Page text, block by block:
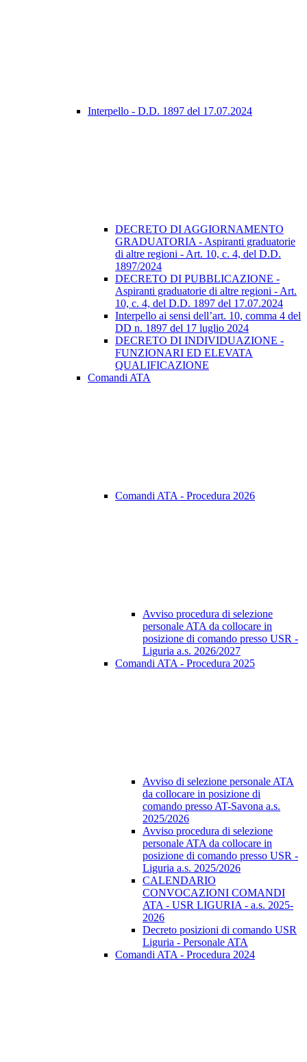
Interpello - D.D. 1897 del 17.07.2024
DECRETO DI AGGIORNAMENTO
GRADUATORIA - Aspiranti graduatorie
di altre regioni - Art. 10, c. 4, del D.D.
1897/2024
DECRETO DI PUBBLICAZIONE -
Aspiranti graduatorie di altre regioni - Art.
10, c. 4, del D.D. 1897 del 17.07.2024
Interpello ai sensi dell’art. 10, comma 4 del
DD n. 1897 del 17 luglio 2024
DECRETO DI INDIVIDUAZIONE -
FUNZIONARI ED ELEVATA
QUALIFICAZIONE
Comandi ATA
Comandi ATA - Procedura 2026
Avviso procedura di selezione
personale ATA da collocare in
posizione di comando presso USR -
Liguria a.s. 2026/2027
Comandi ATA - Procedura 2025
Avviso di selezione personale ATA
da collocare in posizione di
comando presso AT-Savona a.s.
2025/2026
Avviso procedura di selezione
personale ATA da collocare in
posizione di comando presso USR -
Liguria a.s. 2025/2026
CALENDARIO
CONVOCAZIONI COMANDI
ATA - USR LIGURIA - a.s. 2025-
2026
Decreto posizioni di comando USR
Liguria - Personale ATA
Comandi ATA - Procedura 2024